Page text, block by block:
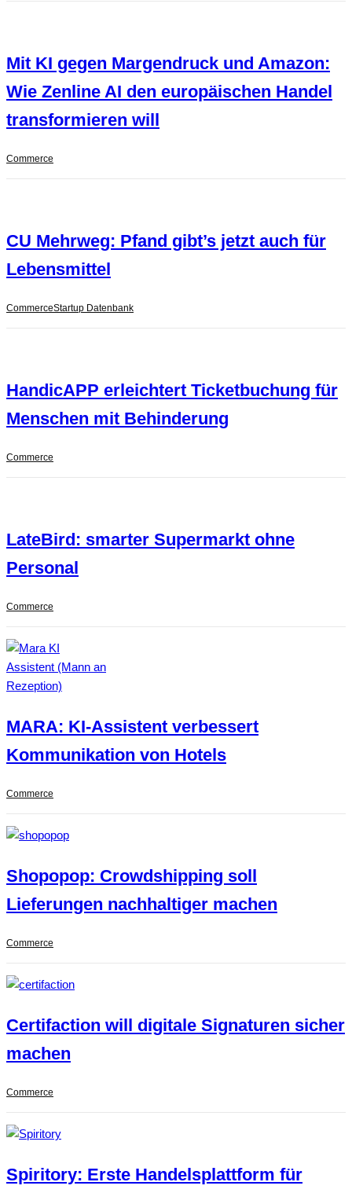
Mit KI gegen Margendruck und Amazon:
Wie Zenline AI den europäischen Handel
transformieren will
Commerce
CU Mehrweg: Pfand gibt’s jetzt auch für
Lebensmittel
CommerceStartup Datenbank
HandicAPP erleichtert Ticketbuchung für
Menschen mit Behinderung
Commerce
LateBird: smarter Supermarkt ohne
Personal
Commerce
MARA: KI-Assistent verbessert
Kommunikation von Hotels
Commerce
Shopopop: Crowdshipping soll
Lieferungen nachhaltiger machen
Commerce
Certifaction will digitale Signaturen sicher
machen
Commerce
Spiritory: Erste Handelsplattform für